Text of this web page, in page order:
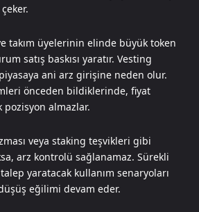
takım üyelerinin elinde büyük token
satış baskısı yaratır. Vesting
ani arz girişine neden olur.
önceden bildiklerinde, fiyat
almazlar.
veya staking teşvikleri gibi
arz kontrolü sağlanamaz. Sürekli
yaratacak kullanım senaryoları
eğilimi devam eder.